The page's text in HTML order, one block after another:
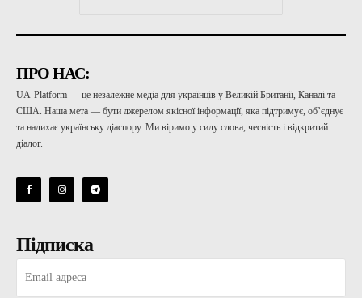
ПРО НАС:
UA-Platform — це незалежне медіа для українців у Великій Британії, Канаді та
США. Наша мета — бути джерелом якісної інформації, яка підтримує, об’єднує
та надихає українську діаспору. Ми віримо у силу слова, чесність і відкритий
діалог.
Підписка